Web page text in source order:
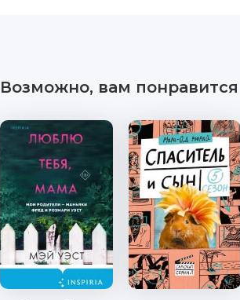
Возможно, вам понравится